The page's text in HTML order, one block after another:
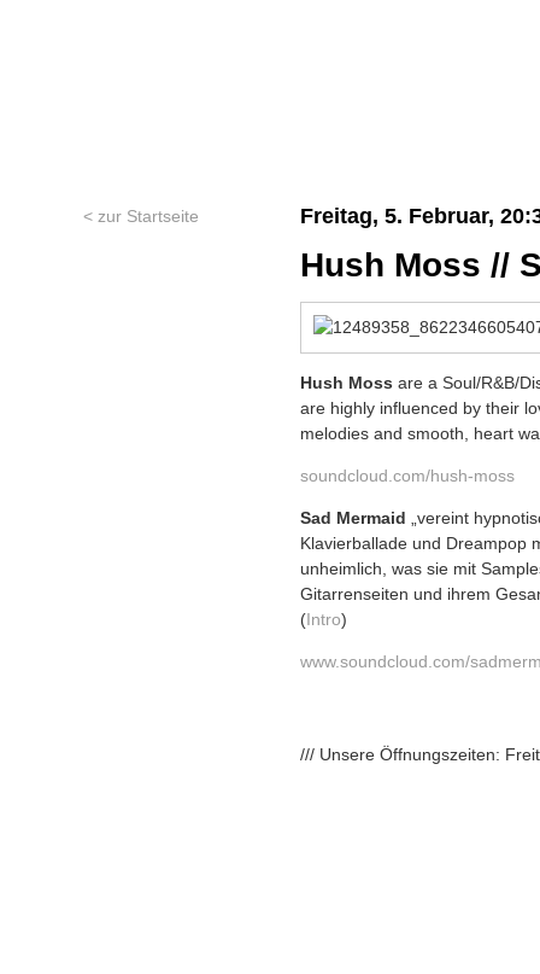
< zur Startseite Freitag, 5. Februar,
Hush Moss //
Hush Moss are a Soul/R&B/
are highly influenced by their
melodies and smooth, heart
soundcloud.com/hush-moss
Sad Mermaid „vereint
Klavierballade und Dreampop
unheimlich, was sie mit
Gitarrenseiten und ihrem
(Intro)
www.soundcloud.com/
/// Unsere Öffnungszeiten: